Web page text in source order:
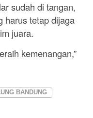
sudah di tangan,
harus tetap dijaga
juara.
kemenangan,”
BANDUNG